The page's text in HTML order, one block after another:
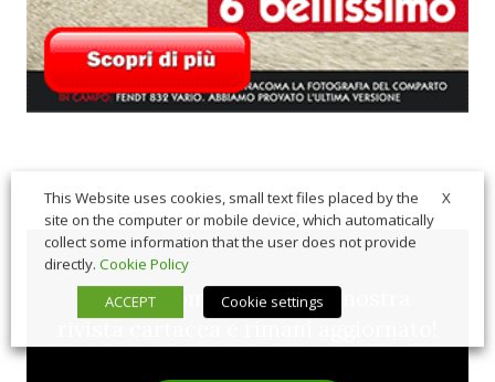
Sfoglia comodamente la nostra
rivista cartacea e rimani aggiornato!
X
This Website uses cookies, small text files placed by the
site on the computer or mobile device, which automatically
collect some information that the user does not provide
directly. Cookie Policy
ACCEPT
Cookie settings